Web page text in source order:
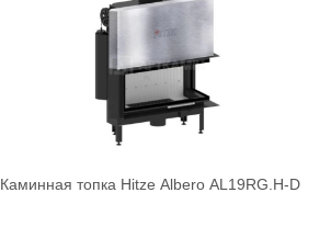
Каминная топка Hitze Albero AL19RG.H-D